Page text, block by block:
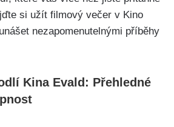
si užít filmový večer v Kino
nezapomenutelnými příběhy
Kina Evald: Přehledné